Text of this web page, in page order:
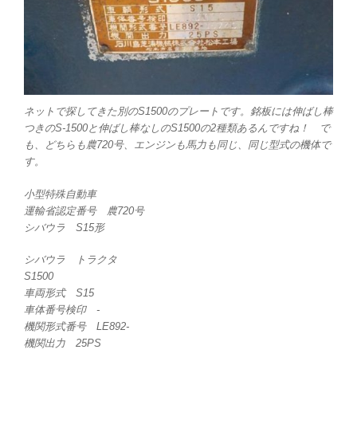
ネットで探してきた別のS1500のプレートです。銘板には伸ばし棒
つきのS-1500と伸ばし棒なしのS1500の2種類あるんですね！ で
も、どちらも農720号、エンジンも馬力も同じ、同じ型式の機体で
す。
小型特殊自動車
運輸省認定番号 農720号
シバウラ S15形
シバウラ トラクタ
S1500
車両形式 S15
車体番号検印 -
機関形式番号 LE892-
機関出力 25PS